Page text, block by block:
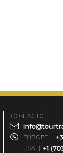
CONTACTO
EUROPE |
USA |